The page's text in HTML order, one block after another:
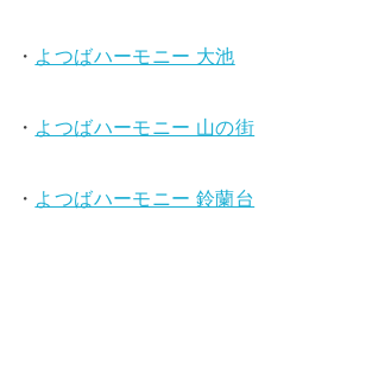
・ よつばハーモニー 大池
・ よつばハーモニー 山の街
・ よつばハーモニー 鈴蘭台